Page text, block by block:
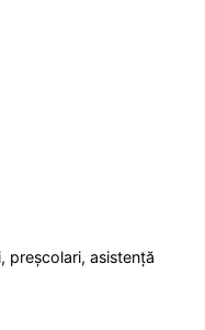
preșcolari, asistență